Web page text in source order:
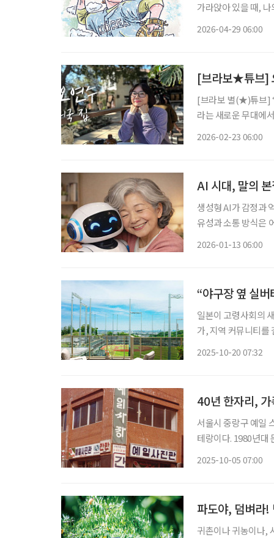
가라앉아 있을 때,
2026-04-29 06:00
[브라보★튜브]
[브라보 별(★)튜브]
라는 새로운 무대에
2026-02-23 06:00
AI 시대, 말의
생성형 AI가 감정과
유성과 소통 방식은
2026-01-13 06:00
“야구장 옆 실
일본이 고령사회의
가, 지역 커뮤니티를 결합
2025-10-20 07:32
40년 한자리,
서울시 중랑구 예일
테랑이다. 1980년대
2025-10-05 07:00
파도야, 덤벼라!
귀촌이나 귀농이나,